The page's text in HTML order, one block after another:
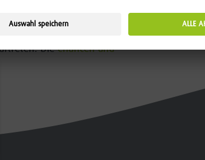
unterliegen bestimmten
DieChancen und